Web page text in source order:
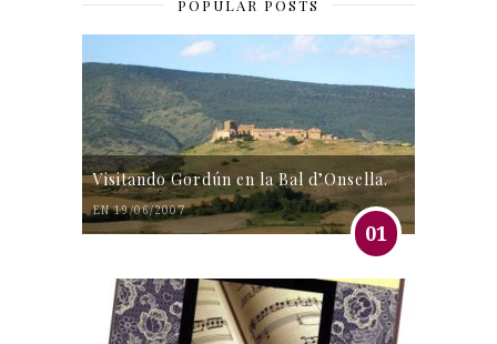
POPULAR POSTS
Visitando Gordún en la Bal d’Onsella.
EN 19/06/2007
01